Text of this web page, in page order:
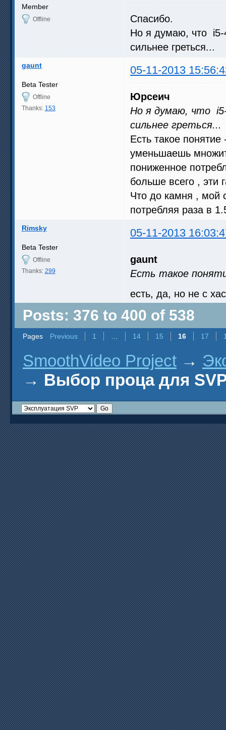
Member
Offline
Спасибо.
Но я думаю, что i5-
сильнее греться...
gaunt 05-11-2013
Beta Tester
Offline
Thanks: 153
Юрсеич
Но я думаю, что i5-
сильнее греться...
Есть такое
уменьшаешь
пониженное
больше всего , эти
Что до камня , мой
потребляя раза в
Rimsky 05-11-2013
Beta Tester
Offline
Thanks: 299
gaunt
Есть такое
есть, да, но не с
Posts: 376 to 400 of 538
Pages Previous 1 14 15 16 17
SmoothVideo Project →
→ Выбор проца для